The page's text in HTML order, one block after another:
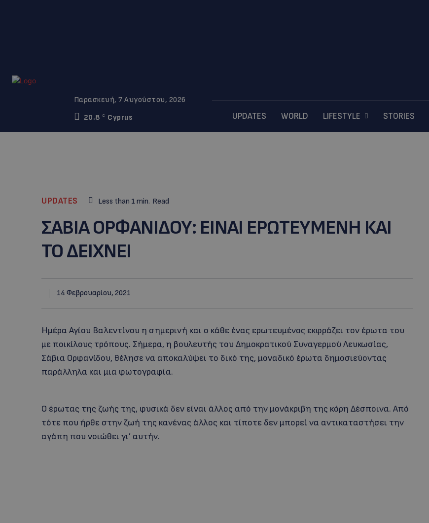
Παρασκευή, 7 Αυγούστου, 2026
20.8
C Cyprus UPDATES WORLD LIFESTYLE STORIES
UPDATES Less than 1 min. Read
ΣΑΒΙΑ ΟΡΦΑΝΙΔΟΥ: ΕΙΝΑΙ ΕΡΩΤΕΥΜΕΝΗ ΚΑΙ
ΤΟ ΔΕΙΧΝΕΙ
14 Φεβρουαρίου, 2021
Ημέρα Αγίου Βαλεντίνου η σημερινή και ο κάθε ένας ερωτευμένος εκφράζει τον έρωτα του
με ποικίλους τρόπους. Σήμερα, η βουλευτής του Δημοκρατικού Συναγερμού Λευκωσίας,
Σάβια Ορφανίδου, θέλησε να αποκαλύψει το δικό της, μοναδικό έρωτα δημοσιεύοντας
παράλληλα και μια φωτογραφία.
Ο έρωτας της ζωής της, φυσικά δεν είναι άλλος από την μονάκριβη της κόρη Δέσποινα. Από
τότε που ήρθε στην ζωή της κανένας άλλος και τίποτε δεν μπορεί να αντικαταστήσει την
αγάπη που νοιώθει γι’ αυτήν.